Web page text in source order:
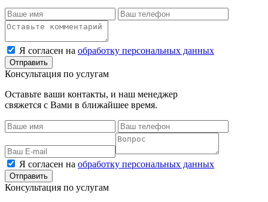
Я согласен на обработку персональных данных
Консультация по услугам
Оставьте ваши контакты, и наш менеджер
свяжется с Вами в ближайшее время.
Я согласен на обработку персональных данных
Консультация по услугам